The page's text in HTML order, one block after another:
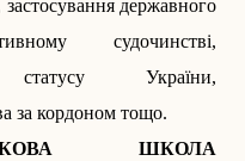
застосування державного
судочинстві,
статусу України,
за кордоном тощо.
ШКОЛА